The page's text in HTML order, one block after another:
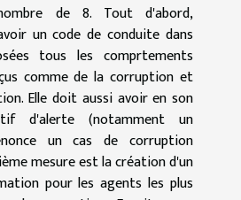
de 8. Tout d'abord,
un code de conduite dans
tous les comprtements
comme de la corruption et
Elle doit aussi avoir en son
d'alerte (notamment un
un cas de corruption
mesure est la création d'un
pour les agents les plus